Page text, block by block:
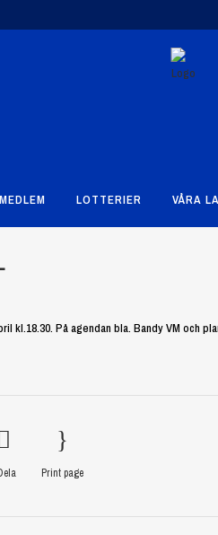
LOTTERIER VÅRA
kl.18.30. På agendan bla. Bandy VM och
Print page